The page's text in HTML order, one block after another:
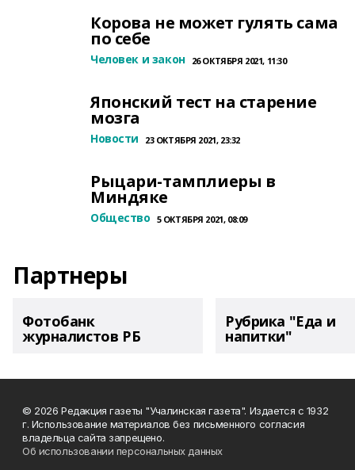
Корова не может гулять сама
по себе
Человек и закон 26 ОКТЯБРЯ 2021, 11:30
Японский тест на старение
мозга
Новости 23 ОКТЯБРЯ 2021, 23:32
Рыцари-тамплиеры в
Миндяке
Общество 5 ОКТЯБРЯ 2021, 08:09
Партнеры
Фотобанк
журналистов РБ
Рубрика "Еда и
напитки"
© 2026 Редакция газеты "Учалинская газета". Издается с 1932
г. Использование материалов без письменного согласия
владельца сайта запрещено.
Об использовании персональных данных